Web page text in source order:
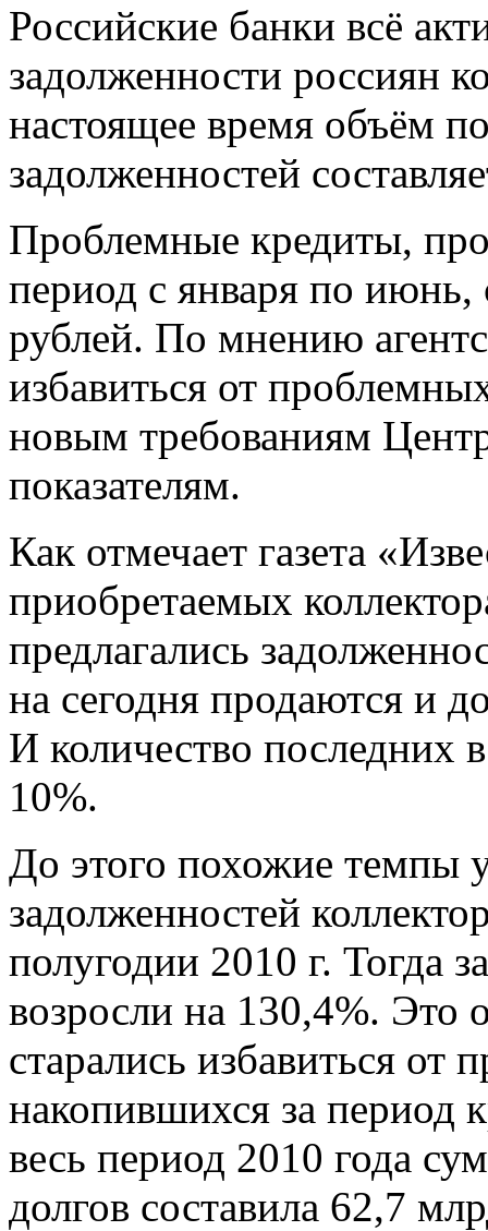
Российские банки всё
задолженности россиян
настоящее время объём
задолженностей
Проблемные кредиты,
период с января по
рублей. По мнению
избавиться от
новым требованиям
показателям.
Как отмечает газета
приобретаемых
предлагались
на сегодня продаются и
И количество последних
10%.
До этого похожие темпы
задолженностей
полугодии 2010 г. Тогда
возросли на 130,4%. Это
старались избавиться от
накопившихся за период
весь период 2010 года
долгов составила 62,7